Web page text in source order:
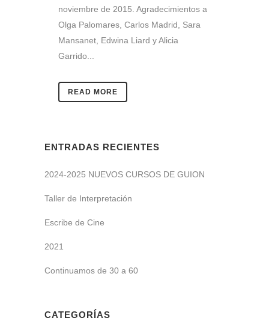
noviembre de 2015. Agradecimientos a
Olga Palomares, Carlos Madrid, Sara
Mansanet, Edwina Liard y Alicia
Garrido...
READ MORE
ENTRADAS RECIENTES
2024-2025 NUEVOS CURSOS DE GUION
Taller de Interpretación
Escribe de Cine
2021
Continuamos de 30 a 60
CATEGORÍAS